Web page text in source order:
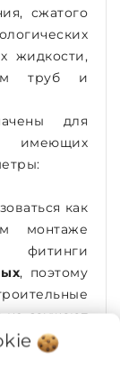
сжатого
жидкости,
труб и
для
имеющих
как
монтаже
фитинги
, поэтому
не заужают
за
перед